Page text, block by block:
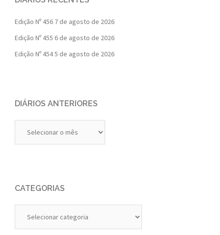
Edição Nº 456 7 de agosto de 2026
Edição Nº 455 6 de agosto de 2026
Edição Nº 4545 de agosto de 2026
DIÁRIOS ANTERIORES
Anteriores
CATEGORIAS